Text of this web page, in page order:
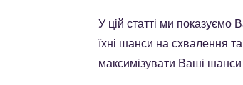
У цій статті ми показуємо
їхні шанси на схвалення
максимізувати Ваші шанси